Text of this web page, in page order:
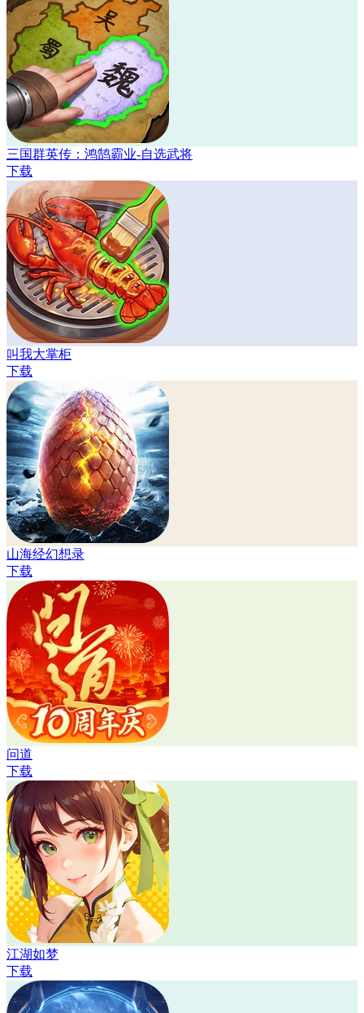
三国群英传：鸿鹄霸业-自选武将
下载
叫我大掌柜
下载
山海经幻想录
下载
问道
下载
江湖如梦
下载